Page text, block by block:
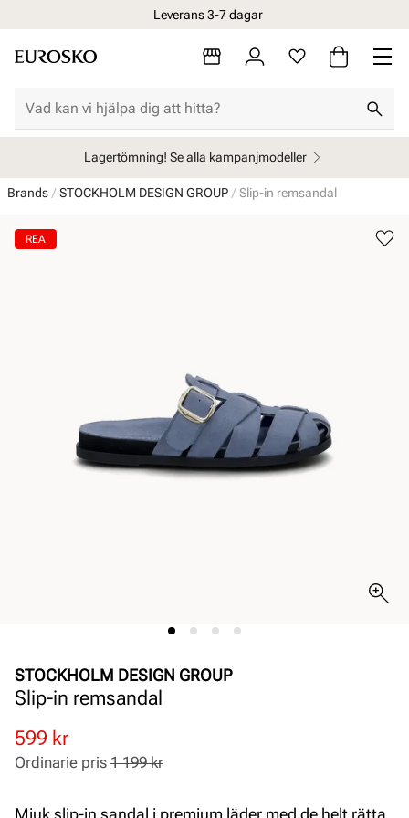
Leverans 3-7 dagar
Lagertömning! Se alla kampanjmodeller
Brands STOCKHOLM DESIGN GROUP Slip-in remsandal
REA
STOCKHOLM DESIGN GROUP
Slip-in remsandal
Rabatterat
pris
599 kr
Ordinarie
pris
Ordinarie pris 1 199 kr
Mjuk slip-in sandal i premium läder med de helt rätta